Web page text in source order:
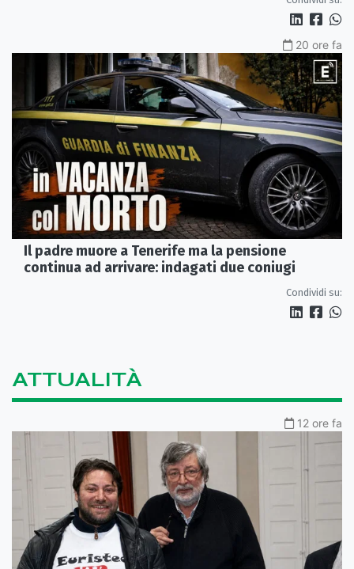
20 ore fa
Il padre muore a Tenerife ma la pensione
continua ad arrivare: indagati due coniugi
Condividi su:
ATTUALITÀ
12 ore fa